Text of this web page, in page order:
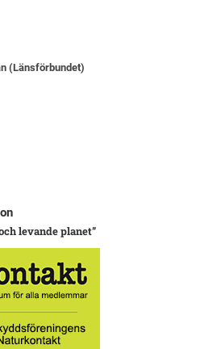
(Länsförbundet)
levande planet”